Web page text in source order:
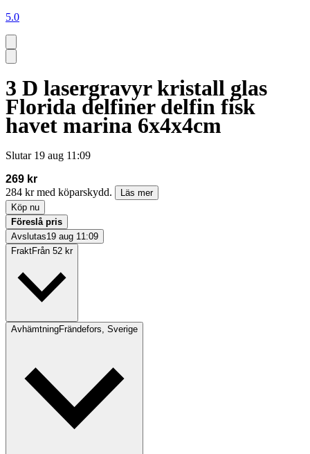
5.0
3 D lasergravyr kristall glas
Florida delfiner delfin fisk
havet marina 6x4x4cm
Slutar 19 aug 11:09
269 kr
284 kr med köparskydd.
Läs mer
Köp nu
Föreslå pris
Avslutas19 aug 11:09
FraktFrån 52 kr
AvhämtningFrändefors, Sverige